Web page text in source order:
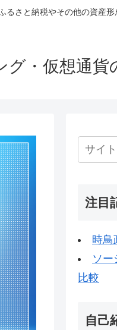
さと納税やその他の資産
・仮想通貨
注目
時鳥
ソー
比較
自己